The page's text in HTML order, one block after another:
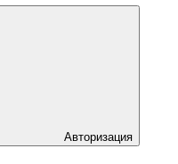
Авторизация